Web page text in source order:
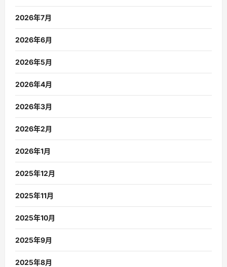
2026年7月
2026年6月
2026年5月
2026年4月
2026年3月
2026年2月
2026年1月
2025年12月
2025年11月
2025年10月
2025年9月
2025年8月